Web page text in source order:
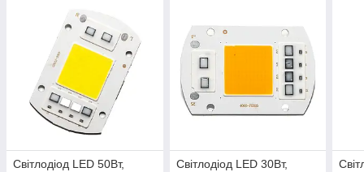
Світлодіод LED 50Вт,
Світлодіод LED 30Вт,